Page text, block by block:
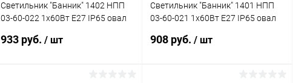
Светильник "Банник" 1402 НПП
03-60-022 1х60Вт E27 IP65 овал
Элетех 1005500939
933 руб. / шт
Светильник "Банник" 1401 НПП
03-60-021 1х60Вт E27 IP65 овал
1005500938
908 руб./ шт